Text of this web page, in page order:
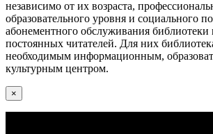
независимо от их возраста,
образовательного уровня и социального
абонементного обслуживания библиотеки
постоянных читателей. Для них
необходимым информационным,
культурным центром.
×